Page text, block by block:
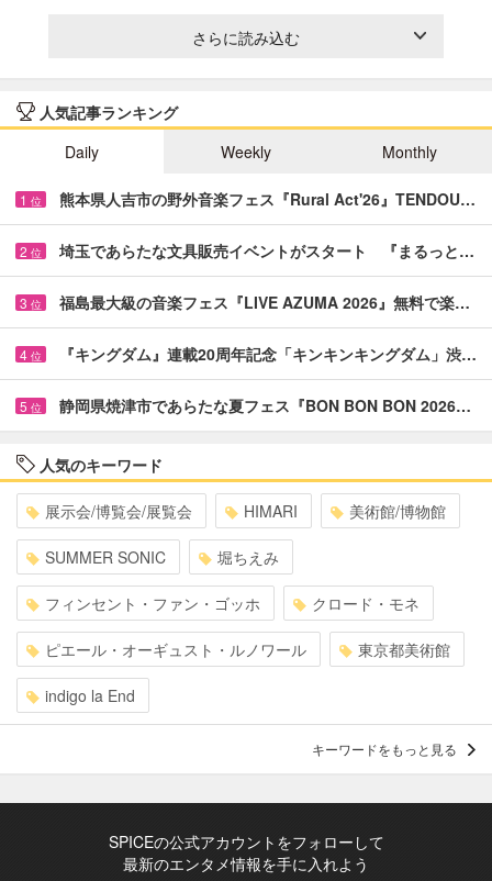
さらに読み込む
人気記事ランキング
Daily
Weekly Monthly
1 位 熊本県人吉市の野外音楽フェス『Rural Act'26』TENDOU…
2 位 埼玉であらたな文具販売イベントがスタート 『まるっと…
3 位 福島最大級の音楽フェス『LIVE AZUMA 2026』無料で楽…
4 位 『キングダム』連載20周年記念「キンキンキングダム」渋…
5 位 静岡県焼津市であらたな夏フェス『BON BON BON 2026…
人気のキーワード
展示会/博覧会/展覧会 HIMARI 美術館/博物館
SUMMER SONIC 堀ちえみ
フィンセント・ファン・ゴッホ クロード・モネ
ピエール・オーギュスト・ルノワール 東京都美術館
indigo la End
キーワードをもっと見る
SPICEの公式アカウントをフォローして
最新のエンタメ情報を手に入れよう